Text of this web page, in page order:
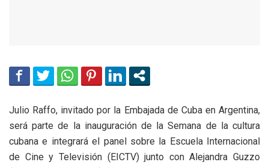
Julio Raffo, invitado por la Embajada de Cuba en Argentina,
será parte de la inauguración de la Semana de la cultura
cubana e integrará el panel sobre la Escuela Internacional
de Cine y Televisión (EICTV) junto con Alejandra Guzzo